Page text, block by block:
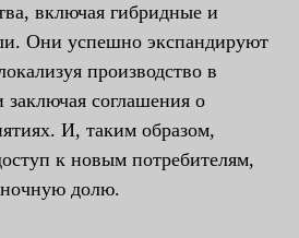
включая гибридные и
Они успешно экспандируют
производство в
заключая соглашения о
И, таким образом,
к новым потребителям,
долю.